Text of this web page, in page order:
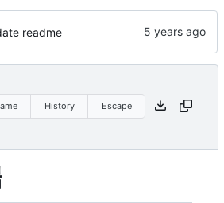
readme
History Escape